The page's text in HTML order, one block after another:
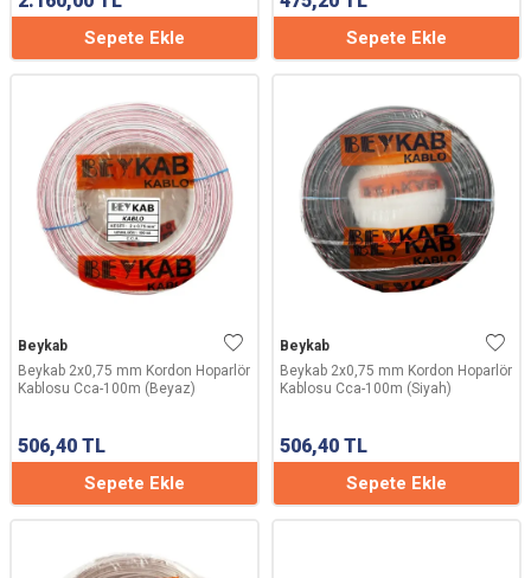
Sepete Ekle Sepete Ekle
Beykab
Beykab 2x0,75 mm Kordon Hoparlör
Kablosu Cca-100m (Beyaz)
506,40 TL
Sepete Ekle
Beykab
Beykab 2x0,75 mm Kordon Hoparlör
Kablosu Cca-100m (Siyah)
506,40 TL
Sepete Ekle